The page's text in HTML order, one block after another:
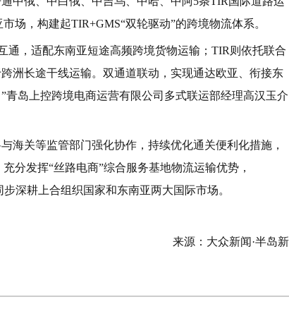
场，构建起TIR+GMS“双轮驱动”的跨境物流体系。
通，适配东南亚短途高频跨境货物运输；TIR则依托联合
洲长途干线运输。双通道联动，实现通达欧亚、衔接东
岛上控跨境电商运营有限公司多式联运部经理高汉玉介
海关等监管部门强化协作，持续优化通关便利化措施，
分发挥“丝路电商”综合服务基地物流运输优势，
深耕上合组织国家和东南亚两大国际市场。
来源：大众新闻·半岛